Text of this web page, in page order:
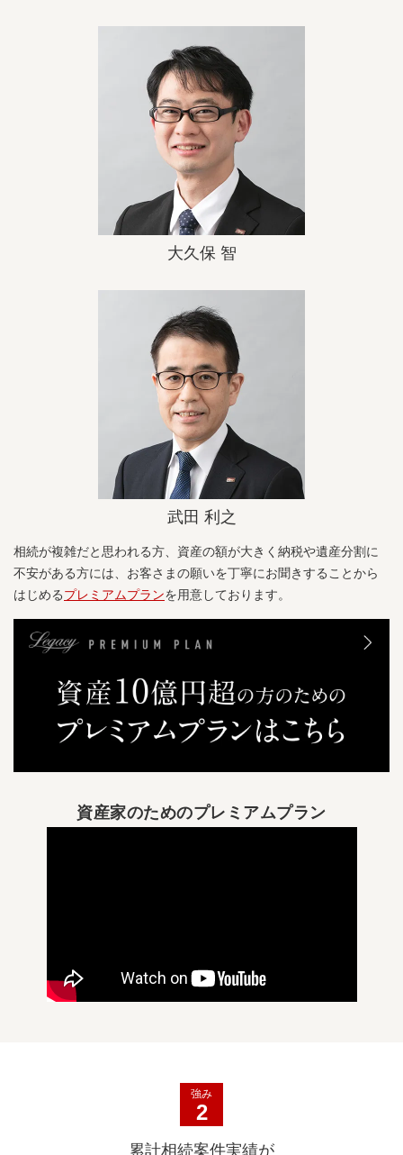
大久保 智
武田 利之
相続が複雑だと思われる方、資産の額が大きく納税や遺産分割に
不安がある方には、お客さまの願いを丁寧にお聞きすることから
はじめるプレミアムプランを用意しております。
資産家のためのプレミアムプラン
強み
2
累計相続案件実績が